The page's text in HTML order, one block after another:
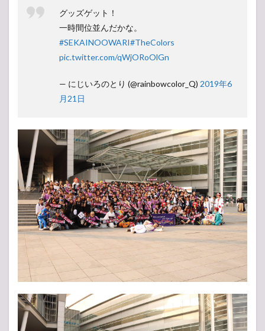
グッズゲット！
一時間位並んだかな。
#SEKAINOOWARI#TheColors
pic.twitter.com/qWjORoOlGn
— にじいろのとり (@rainbowcolor_Q) 2019年6
月21日